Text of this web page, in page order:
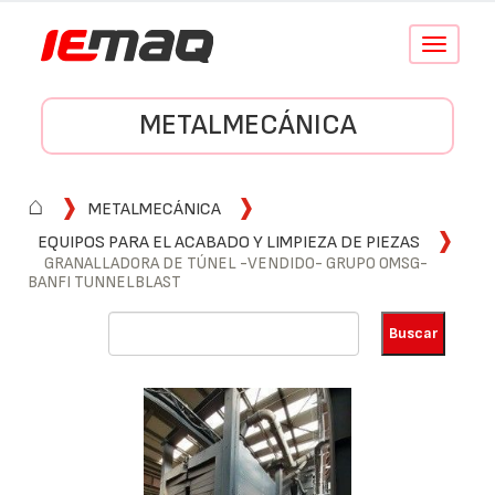
Conmutar
METALMECÁNICA
⌂
METALMECÁNICA
EQUIPOS PARA EL ACABADO Y LIMPIEZA DE PIEZAS
GRANALLADORA DE TÚNEL -VENDIDO- GRUPO OMSG-
BANFI TUNNELBLAST